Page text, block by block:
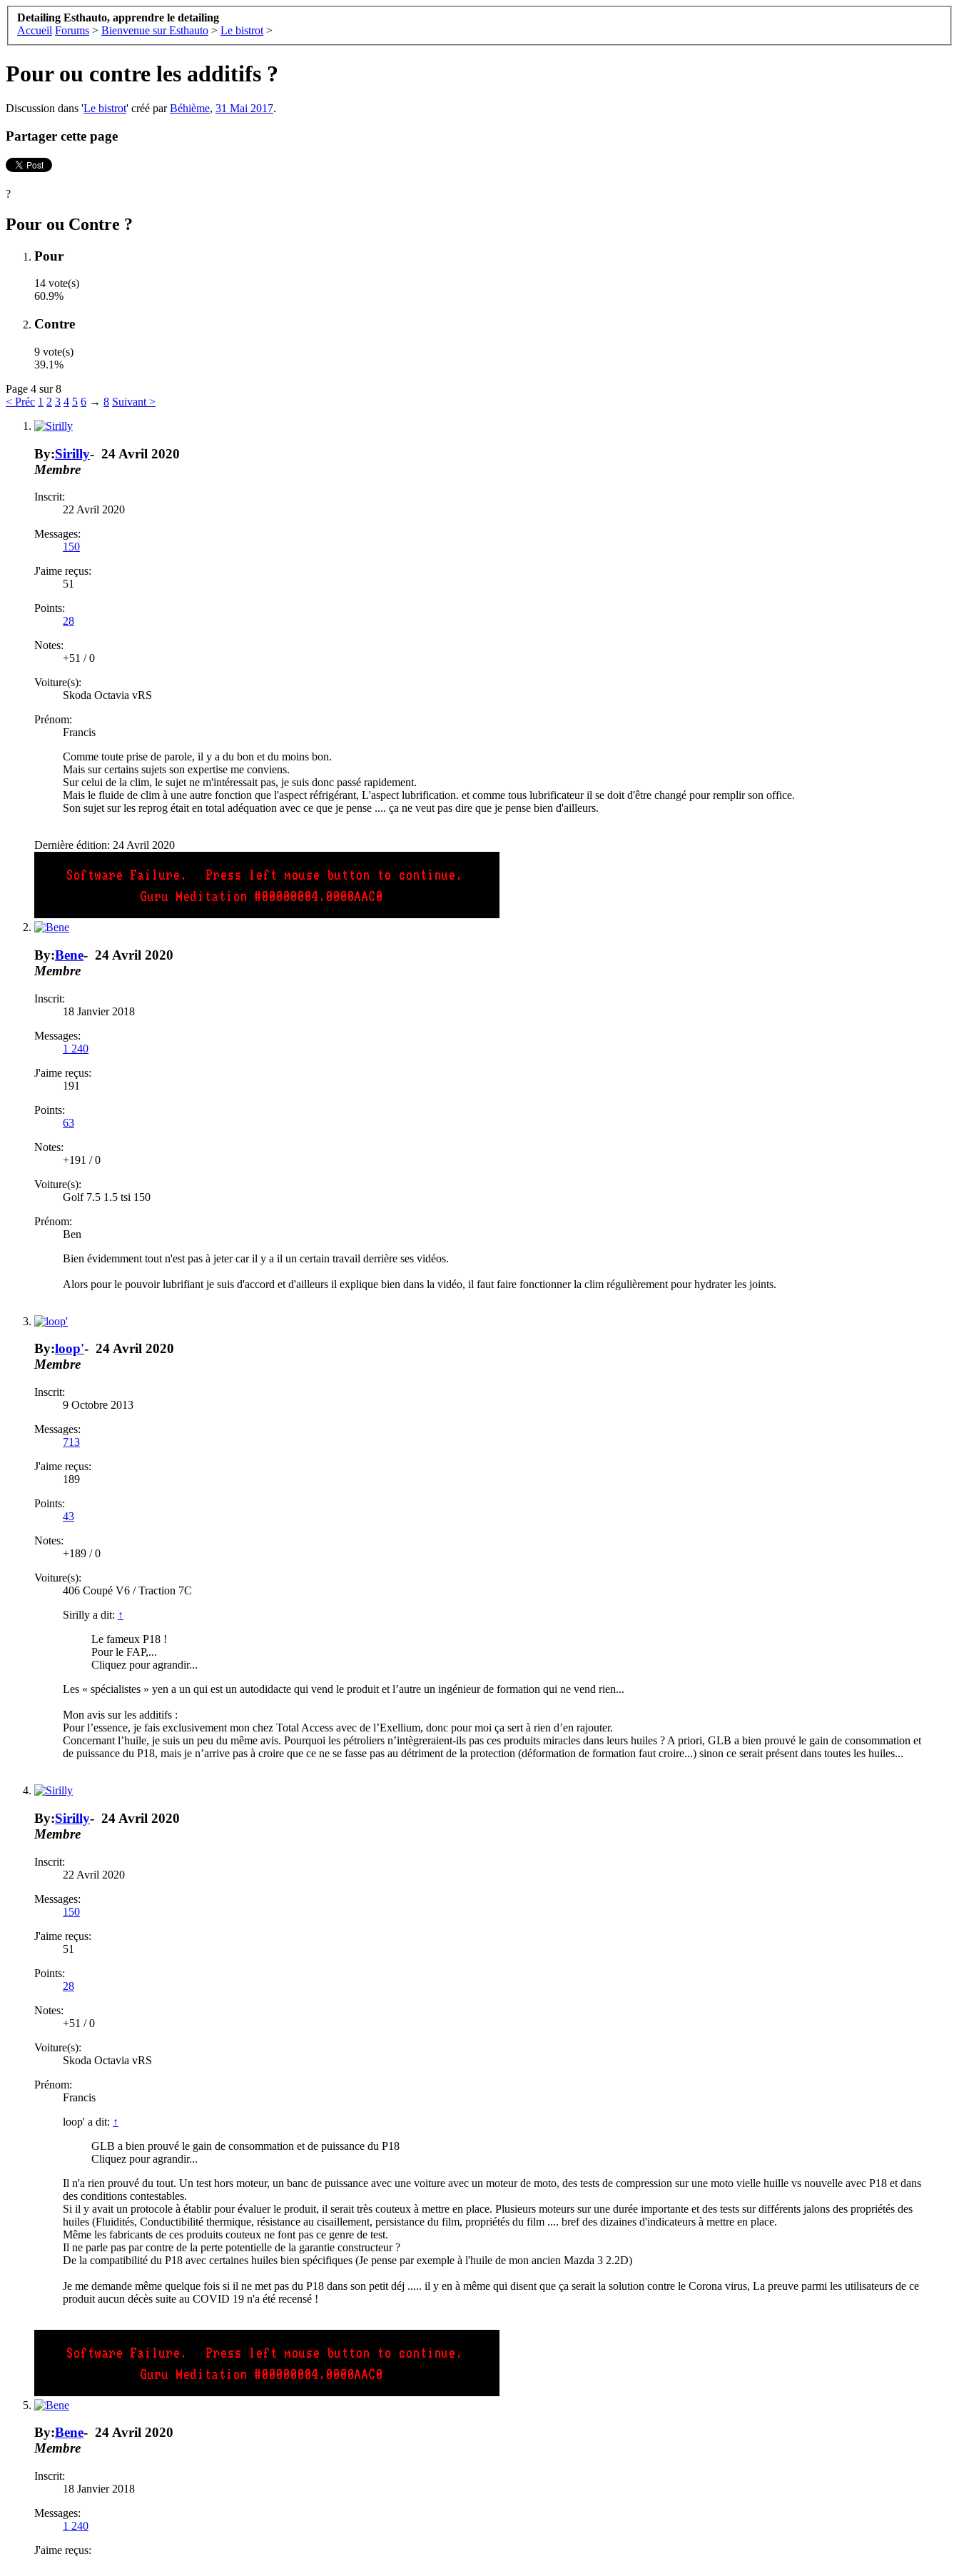
Detailing Esthauto, apprendre le detailing
Accueil Forums > Bienvenue sur Esthauto > Le bistrot >
Pour ou contre les additifs ?
Discussion dans 'Le bistrot' créé parBéhième, 31 Mai 2017.
Partager cette page
?
Pour ou Contre ?
Pour
14 vote(s)
60.9%
Contre
9 vote(s)
39.1%
Page 4 sur 8
< Préc 1 2 3 4 5 6 → 8 Suivant >
By:Sirilly- 24 Avril 2020
Membre
Inscrit:
22 Avril 2020
Messages:
150
J'aime reçus:
51
Points:
28
Notes:
+51 /0
Voiture(s):
Skoda Octavia vRS
Prénom:
Francis
Comme toute prise de parole, il y a du bon et du moins bon.
Mais sur certains sujets son expertise me conviens.
Sur celui de la clim, le sujet ne m'intéressait pas, je suis donc passé rapidement.
Mais le fluide de clim à une autre fonction que l'aspect réfrigérant, L'aspect lubrification. et comme tous lubrificateur il se doit d'être changé pour remplir son office.
Son sujet sur les reprog était en total adéquation avec ce que je pense .... ça ne veut pas dire que je pense bien d'ailleurs.
Dernière édition: 24 Avril 2020
By:Bene- 24 Avril 2020
Membre
Inscrit:
18 Janvier 2018
Messages:
1 240
J'aime reçus:
191
Points:
63
Notes:
+191 /0
Voiture(s):
Golf 7.5 1.5 tsi 150
Prénom:
Ben
Bien évidemment tout n'est pas à jeter car il y a il un certain travail derrière ses vidéos.
Alors pour le pouvoir lubrifiant je suis d'accord et d'ailleurs il explique bien dans la vidéo, il faut faire fonctionner la clim régulièrement pour hydrater les joints.
By:loop'- 24 Avril 2020
Membre
Inscrit:
9 Octobre 2013
Messages:
713
J'aime reçus:
189
Points:
43
Notes:
+189 /0
Voiture(s):
406 Coupé V6 / Traction 7C
Sirilly a dit: ↑
Le fameux P18 !
Pour le FAP,...
Cliquez pour agrandir...
Les « spécialistes » yen a un qui est un autodidacte qui vend le produit et l’autre un ingénieur de formation qui ne vend rien...
Mon avis sur les additifs :
Pour l’essence, je fais exclusivement mon chez Total Access avec de l’Exellium, donc pour moi ça sert à rien d’en rajouter.
Concernant l’huile, je suis un peu du même avis. Pourquoi les pétroliers n’intègreraient-ils pas ces produits miracles dans leurs huiles ? A priori, GLB a bien prouvé le gain de consommation et
de puissance du P18, mais je n’arrive pas à croire que ce ne se fasse pas au détriment de la protection (déformation de formation faut croire...) sinon ce serait présent dans toutes les huiles...
By:Sirilly- 24 Avril 2020
Membre
Inscrit:
22 Avril 2020
Messages:
150
J'aime reçus:
51
Points:
28
Notes:
+51 /0
Voiture(s):
Skoda Octavia vRS
Prénom:
Francis
loop' a dit: ↑
GLB a bien prouvé le gain de consommation et de puissance du P18
Cliquez pour agrandir...
Il n'a rien prouvé du tout. Un test hors moteur, un banc de puissance avec une voiture avec un moteur de moto, des tests de compression sur une moto vielle huille vs nouvelle avec P18 et dans
des conditions contestables.
Si il y avait un protocole à établir pour évaluer le produit, il serait très couteux à mettre en place. Plusieurs moteurs sur une durée importante et des tests sur différents jalons des propriétés des
huiles (Fluidités, Conductibilité thermique, résistance au cisaillement, persistance du film, propriétés du film .... bref des dizaines d'indicateurs à mettre en place.
Même les fabricants de ces produits couteux ne font pas ce genre de test.
Il ne parle pas par contre de la perte potentielle de la garantie constructeur ?
De la compatibilité du P18 avec certaines huiles bien spécifiques (Je pense par exemple à l'huile de mon ancien Mazda 3 2.2D)
Je me demande même quelque fois si il ne met pas du P18 dans son petit déj ..... il y en à même qui disent que ça serait la solution contre le Corona virus, La preuve parmi les utilisateurs de ce
produit aucun décès suite au COVID 19 n'a été recensé !
By:Bene- 24 Avril 2020
Membre
Inscrit:
18 Janvier 2018
Messages:
1 240
J'aime reçus: